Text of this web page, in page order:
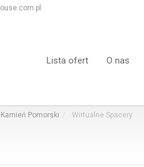
Lista ofert O nas
Pomorski Wirtualne Spacery